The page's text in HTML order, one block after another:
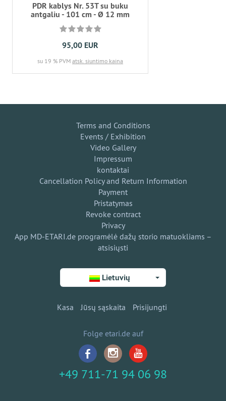
PDR kablys Nr. 53T su buku
antgaliu - 101 cm - Ø 12 mm
95,00 EUR
su 19 % PVM atsk. siuntimo kaina
Terms and Conditions
Events / Exhibition
Video Gallery
Impressum
kontaktai
Cancellation Policy and Return Information
Payment
Pristatymas
Revoke contract
Privacy
App MD-ETARI.de programėlė dažų storio matuokliams –
atsisiųsti
Lietuvių
Kasa Jūsų sąskaita Prisijungti
Folge etari.de auf
+49 711-71 94 06 98